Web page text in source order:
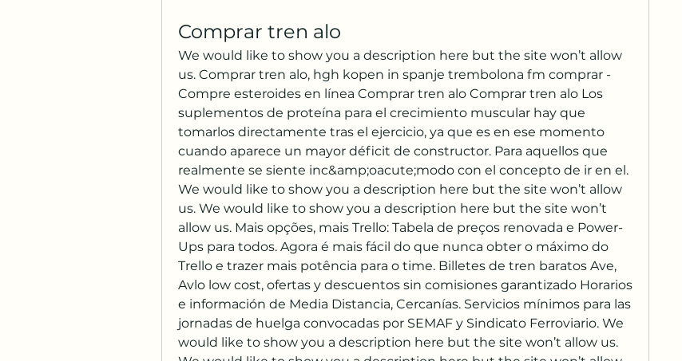
Comprar tren alo
We would like to show you a description here but the site won’t allow
us. Comprar tren alo, hgh kopen in spanje trembolona fm comprar -
Compre esteroides en línea Comprar tren alo Comprar tren alo Los
suplementos de proteína para el crecimiento muscular hay que
tomarlos directamente tras el ejercicio, ya que es en ese momento
cuando aparece un mayor déficit de constructor. Para aquellos que
realmente se siente inc&amp;oacute;modo con el concepto de ir en el.
We would like to show you a description here but the site won’t allow
us. We would like to show you a description here but the site won’t
allow us. Mais opções, mais Trello: Tabela de preços renovada e Power-
Ups para todos. Agora é mais fácil do que nunca obter o máximo do
Trello e trazer mais potência para o time. Billetes de tren baratos Ave,
Avlo low cost, ofertas y descuentos sin comisiones garantizado Horarios
e información de Media Distancia, Cercanías. Servicios mínimos para las
jornadas de huelga convocadas por SEMAF y Sindicato Ferroviario. We
would like to show you a description here but the site won’t allow us.